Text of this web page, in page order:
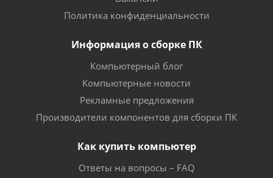
Политика конфиденциальности
Информация о сборке ПК
Компьютерный блог
Компьютерные новости
Рекламные предложения
Производители компонентов для сборки ПК
Как купить компьютер
Ответы на вопросы – FAQ